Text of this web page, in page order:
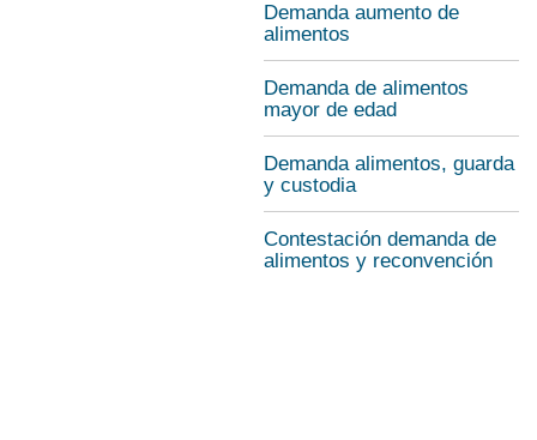
Demanda aumento de
alimentos
Demanda de alimentos
mayor de edad
Demanda alimentos, guarda
y custodia
Contestación demanda de
alimentos y reconvención